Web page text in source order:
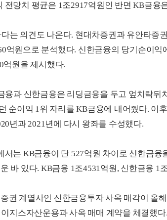
전망치 평균은 1조2917억원인 반면 KB금융
는 의견도 나온다. 현대차증권과 유안타증
억원으로 분석했다. 신한금융의 당기순이
억원을 제시했다.
융과 신한금융은 리딩금융을 두고 엎치락뒤
순이익 1위 자리를 KB금융에 내어줬다. 이
년과 2021년에 다시 왕좌를 수성했다.
서는 KB금융이 단 527억원 차이로 신한금융
바 있다. KB금융 1조4531억원, 신한금융 1
권 계열사인 신한금융투자 사옥 매각이 올
지스자산운용과 사옥 매매 계약을 체결했